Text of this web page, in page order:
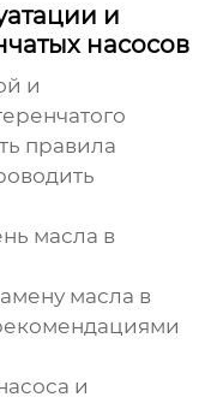
и
насосов
и
правила
масла в
масла в
и